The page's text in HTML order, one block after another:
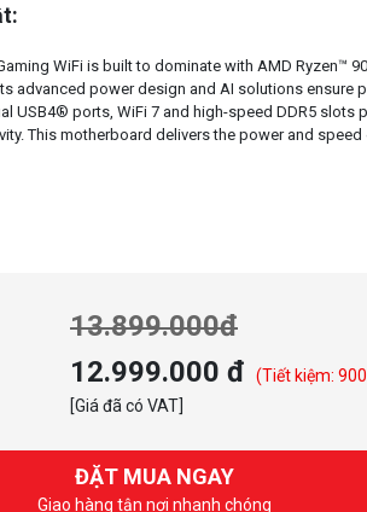
WiFi is built to dominate with AMD Ryzen™
advanced power design and AI solutions ensure
USB4® ports, WiFi 7 and high-speed DDR5 slots
This motherboard delivers the power and
13.899.000đ
12.999.000 đ
(Tiết kiệm:
[Giá đã có VAT]
ĐẶT MUA NGAY
Giao hàng tận nơi nhanh chóng